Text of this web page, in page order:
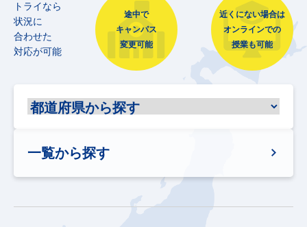
トライなら
状況に
合わせた
対応が可能
途中で
キャンパス
変更可能
近くにない場合は
オンラインでの
授業も可能
一覧から探す